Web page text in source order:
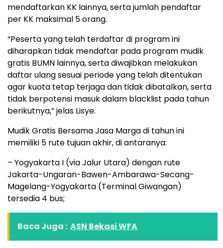
mendaftarkan KK lainnya, serta jumlah pendaftar
per KK maksimal 5 orang.
“Peserta yang telah terdaftar di program ini
diharapkan tidak mendaftar pada program mudik
gratis BUMN lainnya, serta diwajibkan melakukan
daftar ulang sesuai periode yang telah ditentukan
agar kuota tetap terjaga dan tidak dibatalkan, serta
tidak berpotensi masuk dalam blacklist pada tahun
berikutnya,” jelas Lisye.
Mudik Gratis Bersama Jasa Marga di tahun ini
memiliki 5 rute tujuan akhir, di antaranya:
– Yogyakarta I (via Jalur Utara) dengan rute
Jakarta-Ungaran-Bawen-Ambarawa-Secang-
Magelang-Yogyakarta (Terminal Giwangan)
tersedia 4 bus;
Baca Juga : ASN Bekasi WFA